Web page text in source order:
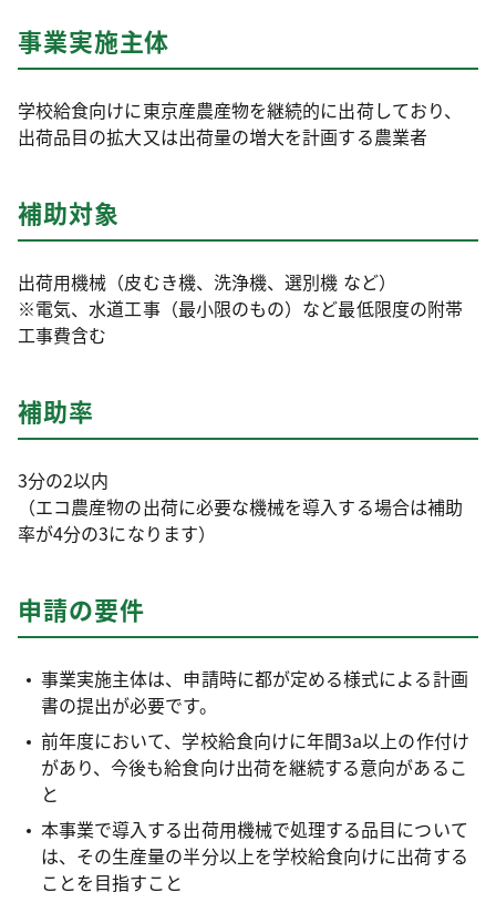
事業実施主体
学校給食向けに東京産農産物を継続的に出荷しており、
出荷品目の拡大又は出荷量の増大を計画する農業者
補助対象
出荷用機械（皮むき機、洗浄機、選別機 など）
※電気、水道工事（最小限のもの）など最低限度の附帯
工事費含む
補助率
3分の2以内
（エコ農産物の出荷に必要な機械を導入する場合は補助
率が4分の3になります）
申請の要件
事業実施主体は、申請時に都が定める様式による計画
書の提出が必要です。
前年度において、学校給食向けに年間3a以上の作付け
があり、今後も給食向け出荷を継続する意向があるこ
と
本事業で導入する出荷用機械で処理する品目について
は、その生産量の半分以上を学校給食向けに出荷する
ことを目指すこと